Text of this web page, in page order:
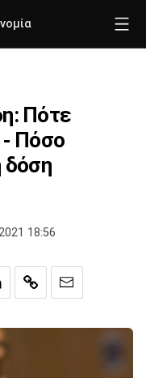
Πότε
- Πόσο
δόση
18:56